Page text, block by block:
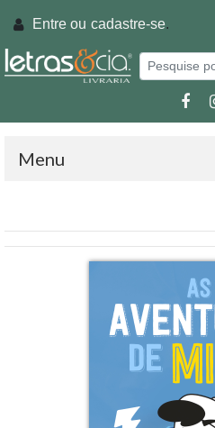
Entre ou cadastre-se.
Menu